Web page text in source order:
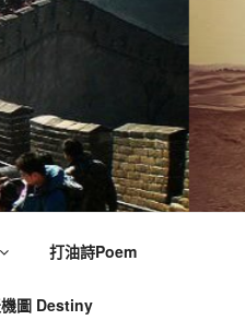
打油詩Poem
圖 Destiny